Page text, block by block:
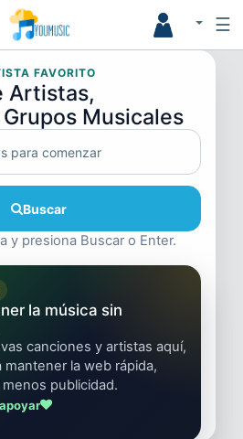
☰
FAVORITO
Artistas,
Musicales
Buscar
y presiona Buscar o Enter.
la música sin
canciones y artistas aquí,
la web rápida,
publicidad.